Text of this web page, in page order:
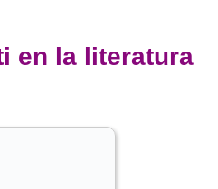
en la literatura